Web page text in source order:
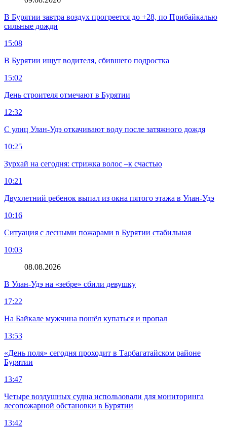
В Бурятии завтра воздух прогреется до +28, по Прибайкалью
сильные дожди
15:08
В Бурятии ищут водителя, сбившего подростка
15:02
День строителя отмечают в Бурятии
12:32
С улиц Улан-Удэ откачивают воду после затяжного дождя
10:25
Зурхай на сегодня: стрижка волос –к счастью
10:21
Двухлетний ребенок выпал из окна пятого этажа в Улан-Удэ
10:16
Ситуация с лесными пожарами в Бурятии стабильная
10:03
08.08.2026
В Улан-Удэ на «зебре» сбили девушку
17:22
На Байкале мужчина пошёл купаться и пропал
13:53
«День поля» сегодня проходит в Тарбагатайском районе
Бурятии
13:47
Четыре воздушных судна использовали для мониторинга
лесопожарной обстановки в Бурятии
13:42